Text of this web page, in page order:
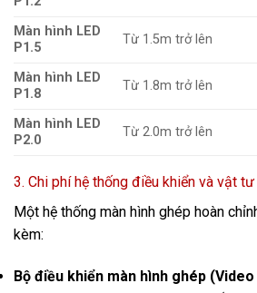
Màn hình LED
P1.5
Từ 1.5m trở lên
Màn hình LED
P1.8
Từ 1.8m trở lên
Màn hình LED
P2.0
Từ 2.0m trở lên
3. Chi phí hệ thống điều khiển và vật tư
Một hệ thống màn hình ghép hoàn
kèm:
Bộ điều khiển màn hình ghép